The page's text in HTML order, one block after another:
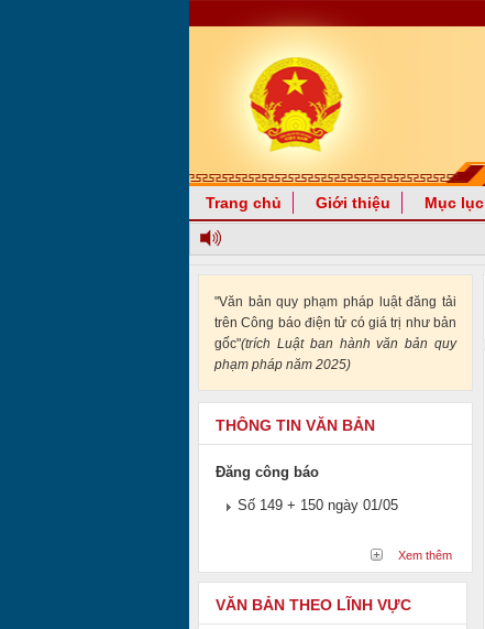
Trang chủ Giới thiệu Mục lục
"Văn bản quy phạm pháp luật đăng tải
trên Công báo điện tử có giá trị như bản
gốc"(trích Luật ban hành văn bản quy
phạm pháp năm 2025)
THÔNG TIN VĂN BẢN
Đăng công báo
Số 149 + 150 ngày 01/05
Xem thêm
VĂN BẢN THEO LĨNH VỰC